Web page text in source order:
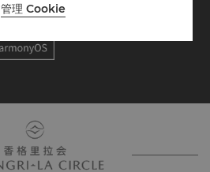
管理 Cookie